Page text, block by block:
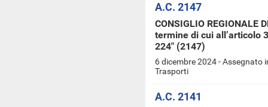
A.C. 2147
CONSIGLIO REGIONALE
termine di cui all’articolo
224" (2147)
6 dicembre 2024 - Assegnato
Trasporti
A.C. 2141